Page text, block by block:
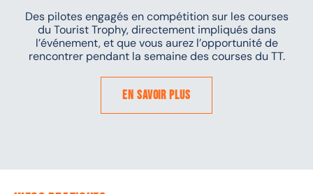
Des pilotes engagés en compétition sur les courses
du Tourist Trophy, directement impliqués dans
l’événement, et que vous aurez l’opportunité de
rencontrer pendant la semaine des courses du TT.
En savoir plus